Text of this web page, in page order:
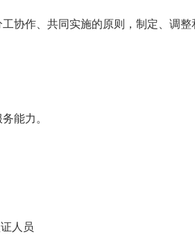
协作、共同实施的原则，制定、调
能力。
人员